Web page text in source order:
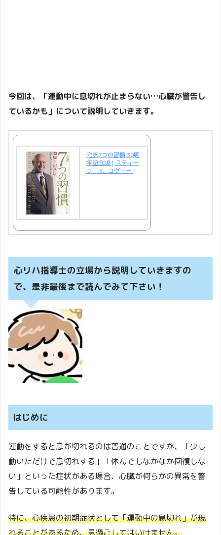
今回は、「運動中に息切れが止まらない…心臓が警告し
ているかも」について説明していきます。
完訳7つの習慣 30周
年記念版 [ スティー
ブ・R．コヴィー ]
心リハ指導士の立場から説明していきますの
で、是非最後まで読んでみて下さい！
はじめに
運動をすると息が切れるのは普通のことですが、「少し
動いただけで息切れする」「休んでもなかなか回復しな
い」といった症状がある場合、心臓が何らかの異常を警
告している可能性があります。
特に、心疾患の初期症状として「運動中の息切れ」が現
れることがあるため、見過ごしてはいけません。